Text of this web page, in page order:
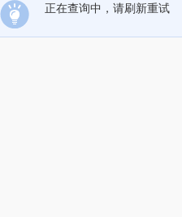
正在查询中，请刷新重试